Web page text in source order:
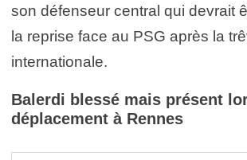
son défenseur central qui devrait
la reprise face au PSG après la
internationale.
Balerdi blessé mais présent
déplacement à Rennes